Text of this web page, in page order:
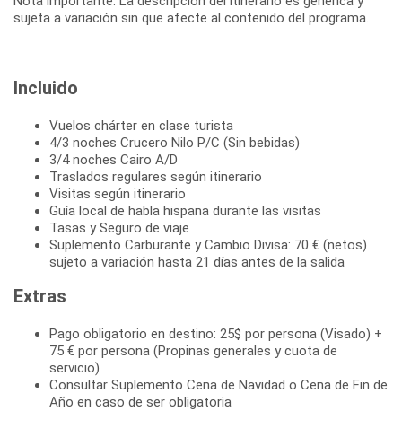
sujeta a variación sin que afecte al contenido del programa.
Incluido
Vuelos chárter en clase turista
4/3 noches Crucero Nilo P/C (Sin bebidas)
3/4 noches Cairo A/D
Traslados regulares según itinerario
Visitas según itinerario
Guía local de habla hispana durante las visitas
Tasas y Seguro de viaje
Suplemento Carburante y Cambio Divisa: 70 € (netos)
sujeto a variación hasta 21 días antes de la salida
Extras
Pago obligatorio en destino: 25$ por persona (Visado) +
75 € por persona (Propinas generales y cuota de
servicio)
Consultar Suplemento Cena de Navidad o Cena de Fin de
Año en caso de ser obligatoria